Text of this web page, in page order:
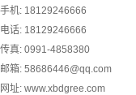
手机: 18129246666
电话: 18129246666
传真: 0991-4858380
邮箱: 58686446@qq.com
网址: www.xbdgree.com